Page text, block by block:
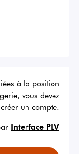
à la position
vous devez
un compte.
Interface PLV